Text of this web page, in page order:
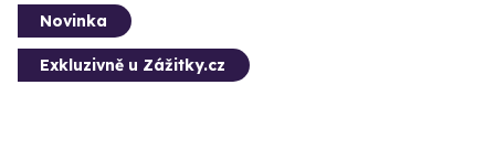
Novinka
Exkluzivně u Zážitky.cz